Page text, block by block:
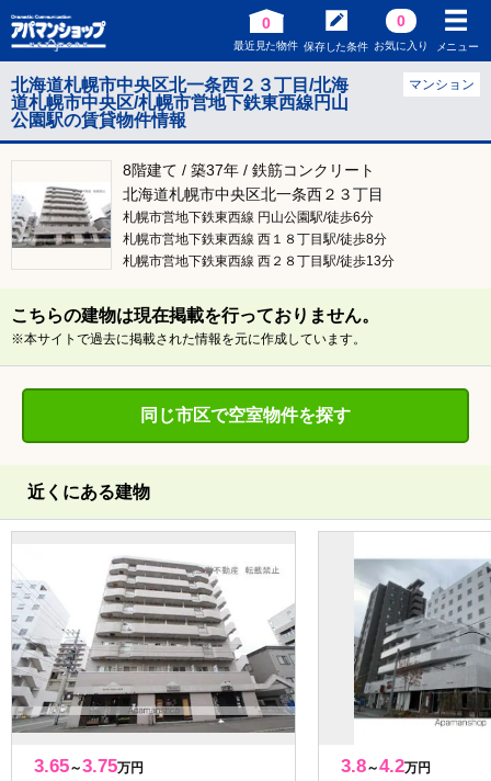
0
最近見た物件 保存した条件
0
お気に入り メニュー
北海道札幌市中央区北一条西２３丁目/北海
道札幌市中央区/札幌市営地下鉄東西線円山
公園駅の賃貸物件情報
マンション
8階建て / 築37年 / 鉄筋コンクリート
北海道札幌市中央区北一条西２３丁目
札幌市営地下鉄東西線 円山公園駅/徒歩6分
札幌市営地下鉄東西線 西１８丁目駅/徒歩8分
札幌市営地下鉄東西線 西２８丁目駅/徒歩13分
こちらの建物は現在掲載を行っておりません。
※本サイトで過去に掲載された情報を元に作成しています。
同じ市区で空室物件を探す
近くにある建物
3.65～3.75万円 3.8～4.2万円